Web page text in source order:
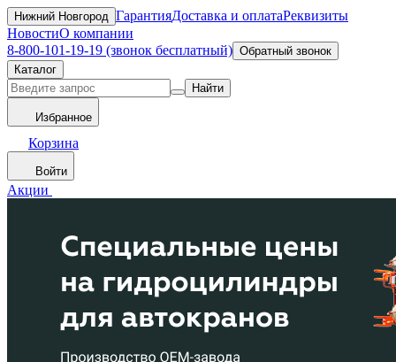
Нижний Новгород ГарантияДоставка и оплатаРеквизиты
НовостиО компании
8-800-101-19-19 (звонок бесплатный) Обратный звонок
Каталог
Найти
Избранное
Корзина
Войти
Акции